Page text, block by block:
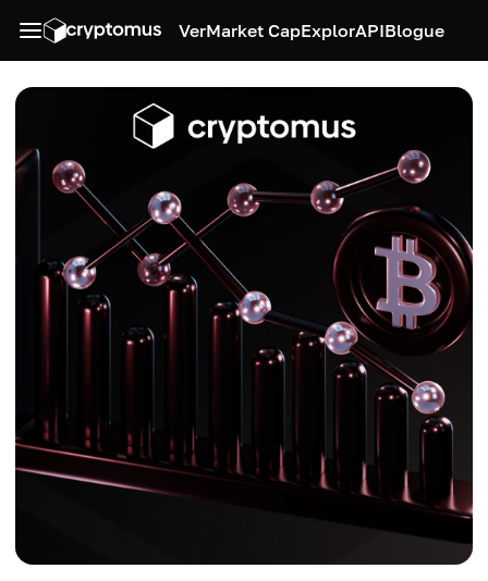
VerMarket CapExplorAPIBlogue